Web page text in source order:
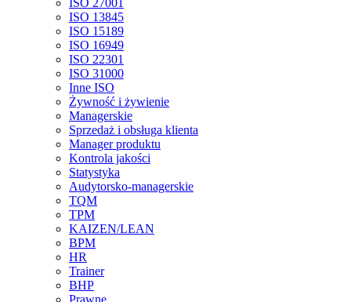
ISO 13845
ISO 15189
ISO 16949
ISO 22301
ISO 31000
Inne ISO
Żywność i żywienie
Managerskie
Sprzedaż i obsługa klienta
Manager produktu
Kontrola jakości
Statystyka
Audytorsko-managerskie
TQM
TPM
KAIZEN/LEAN
BPM
HR
Trainer
BHP
Prawne